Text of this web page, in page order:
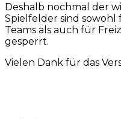
Deshalb nochmal der
Spielfelder sind
Teams als auch für
gesperrt.
Vielen Dank für das